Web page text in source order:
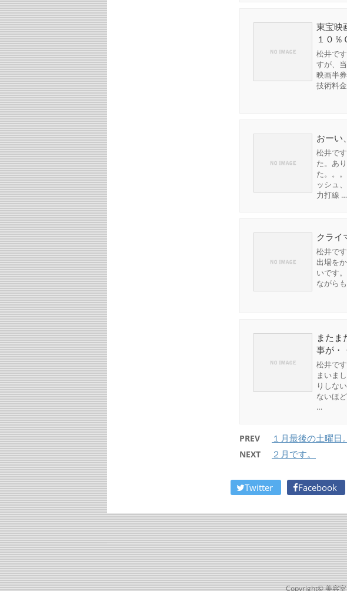
東宝映
１０％
松井で
すが、
映画半
技術料
おーい
松井で
た。あ
た。。
ッシュ
力打線 …
クライ
松井で
出場を
いです
ながら
またま
事が・
松井で
まいま
りしな
ないほ
…
PREV １月最後の土曜日。
NEXT ２月です。
Twitter Facebook
Copyright© 美容